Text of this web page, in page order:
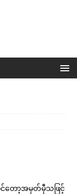
င်တော့အမှတ်မှီသဖြင့်